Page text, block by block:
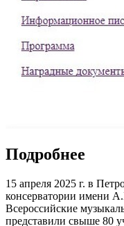
Подробнее
15 апреля 2025 г. в
консерватории имени
Всероссийские
представили свыше 80